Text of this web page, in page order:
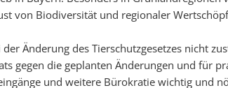
von Biodiversität und regionaler
Änderung des Tierschutzgesetzes nicht
gegen die geplanten Änderungen und für
und weitere Bürokratie wichtig und